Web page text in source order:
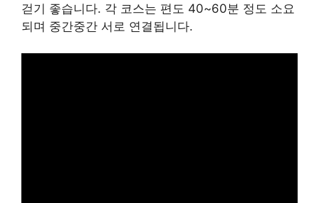
걷기 좋습니다. 각 코스는 편도 40~60분 정도 소요
되며 중간중간 서로 연결됩니다.